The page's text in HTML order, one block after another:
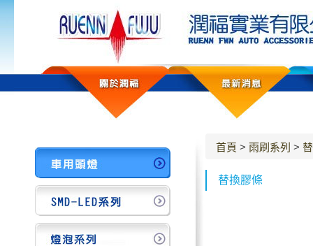
首頁 > 雨刷系列 >
替換膠條